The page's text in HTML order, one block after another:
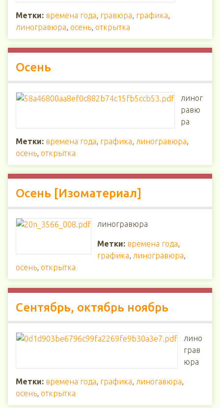
Метки: времена года, гравюра, графика,
линогравюра, осень, открытка
Осень
линог
равю
ра
Метки: времена года, графика, линогравюра,
осень, открытка
Осень [Изоматериал]
линогравюра
Метки: времена года,
графика, линогравюра,
осень, открытка
Сентябрь, октябрь ноябрь
лино
грав
юра
Метки: времена года, графика, линогавюра,
осень, открытка